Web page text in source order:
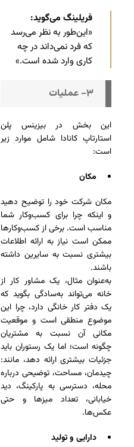
فریلینگ می‌گوید:
«این‌طور به نظر می‌رسد
که فرد نمی‌داند در چه
کاری وارد شده است.»
۳- عملیات
این بخش در بیزینس پلن
استارتاپ کانادا شامل موارد زیر
است:
مکان
مکان شرکت خود را توضیح دهید
و اینکه چرا برای کسب‌وکار شما
مناسب است. برخی از کسب‌وکارها
ممکن است نیاز به ارائه اطلاعات
بیشتری نسبت به سایرین داشته
باشند.
به‌عنوان مثال، یک مشاور کار از
خانه می‌تواند به‌سادگی بگوید که
یک دفتر کار خانگی دارد، چرا این
موضوع منطقی است و موقعیت
مکانی آن نسبت به مشتریان
چگونه است؛ اما یک رستوران باید
جزئیات بیشتری ارائه دهد، مانند:
چیدمان، مساحت، توضیحی درباره
محله، دسترسی به پارکینگ، دید
خیابانی، تعداد میزها و حتی
عکس‌ها.
دارایی و تولید